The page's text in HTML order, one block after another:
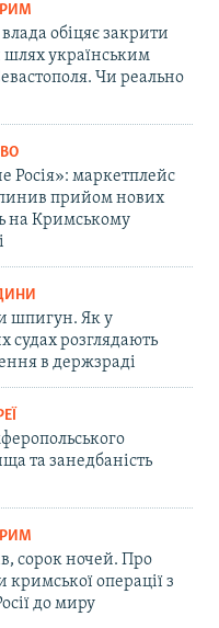
влада обіцяє закрити
українським
Чи реально
Росія»: маркетплейс
прийом нових
на Кримському
шпигун. Як у
судах розглядають
в держзраді
та занедбаність
сорок ночей. Про
кримської операції з
до миру